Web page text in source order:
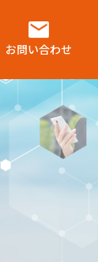
お問い合わせ